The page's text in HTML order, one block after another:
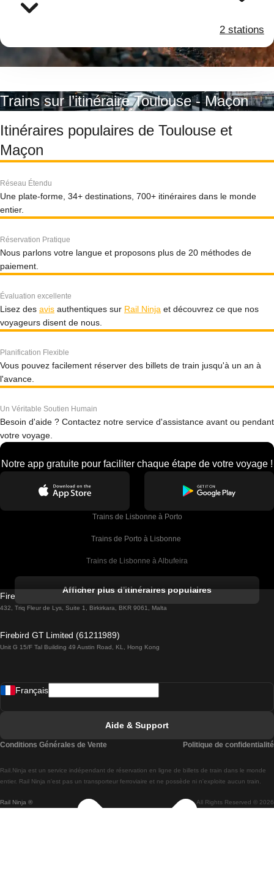
2 stations
Trains sur l’itinéraire Toulouse - Maçon
Itinéraires populaires de Toulouse et
Maçon
Réseau Étendu
Une plate-forme, 34+ destinations, 700+ itinéraires dans le monde
entier.
Réservation Pratique
Nous parlons votre langue et proposons plus de 20 méthodes de
paiement.
Évaluation excellente
Lisez des avis authentiques sur Rail Ninja et découvrez ce que nos
voyageurs disent de nous.
Planification Flexible
Vous pouvez facilement réserver des billets de train jusqu'à un an à
l'avance.
Un Véritable Soutien Humain
Besoin d'aide ? Contactez notre service d'assistance avant ou pendant
votre voyage.
Notre app gratuite pour faciliter chaque étape de votre voyage !
Trains de Lisbonne à Porto
Trains de Porto à Lisbonne
Trains de Lisbonne à Albufeira
Trains de Lisbonne à Lagos
Trains de Lisbonne à Madrid
Trains de Lisbonne à Braga
Trains de Braga à Lisbonne
Afficher plus d'itinéraires populaires
Firebird GT Limited (OC 1451)
432, Triq Fleur de Lys, Suite 1, Birkirkara, BKR 9061, Malta
Firebird GT Limited (61211989)
Unit G 15/F Tal Building 49 Austin Road, KL, Hong Kong
Rail Ninja ® All Rights Reserved © 2026
Rail.Ninja est un service indépendant de réservation en ligne de billets de train dans le monde
entier. Rail Ninja n'est pas un transporteur ferroviaire et ne possède ni n'exploite aucun train.
Français
Aide & Support
Conditions Générales de Vente Politique de confidentialité